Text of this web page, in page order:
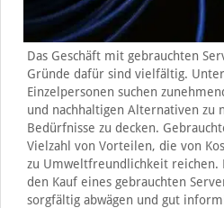
Das Geschäft mit gebrauchten
Gründe dafür sind vielfältig.
Einzelpersonen suchen
und nachhaltigen Alternativen zu
Bedürfnisse zu decken.
Vielzahl von Vorteilen, die von
zu Umweltfreundlichkeit reichen.
den Kauf eines gebrauchten
sorgfältig abwägen und gut